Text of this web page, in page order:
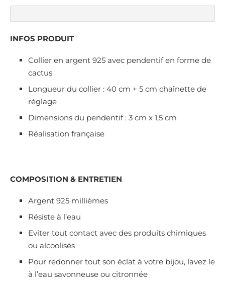
INFOS PRODUIT
Collier en argent 925 avec pendentif en forme de
cactus
Longueur du collier : 40 cm + 5 cm chaînette de
réglage
Dimensions du pendentif : 3 cm x 1,5 cm
Réalisation française
COMPOSITION & ENTRETIEN
Argent 925 millièmes
Résiste à l’eau
Eviter tout contact avec des produits chimiques
ou alcoolisés
Pour redonner tout son éclat à votre bijou, lavez le
à l’eau savonneuse ou citronnée